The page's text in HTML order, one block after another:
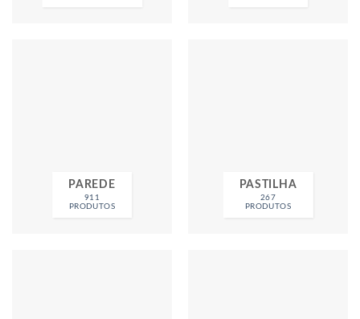
PAREDE
911
PRODUTOS
PASTILHA
267
PRODUTOS